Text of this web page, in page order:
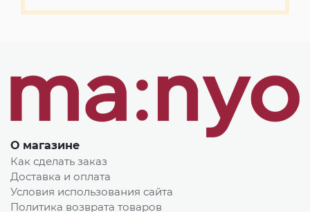
О магазине
Как сделать заказ
Доставка и оплата
Условия использования сайта
Политика возврата товаров